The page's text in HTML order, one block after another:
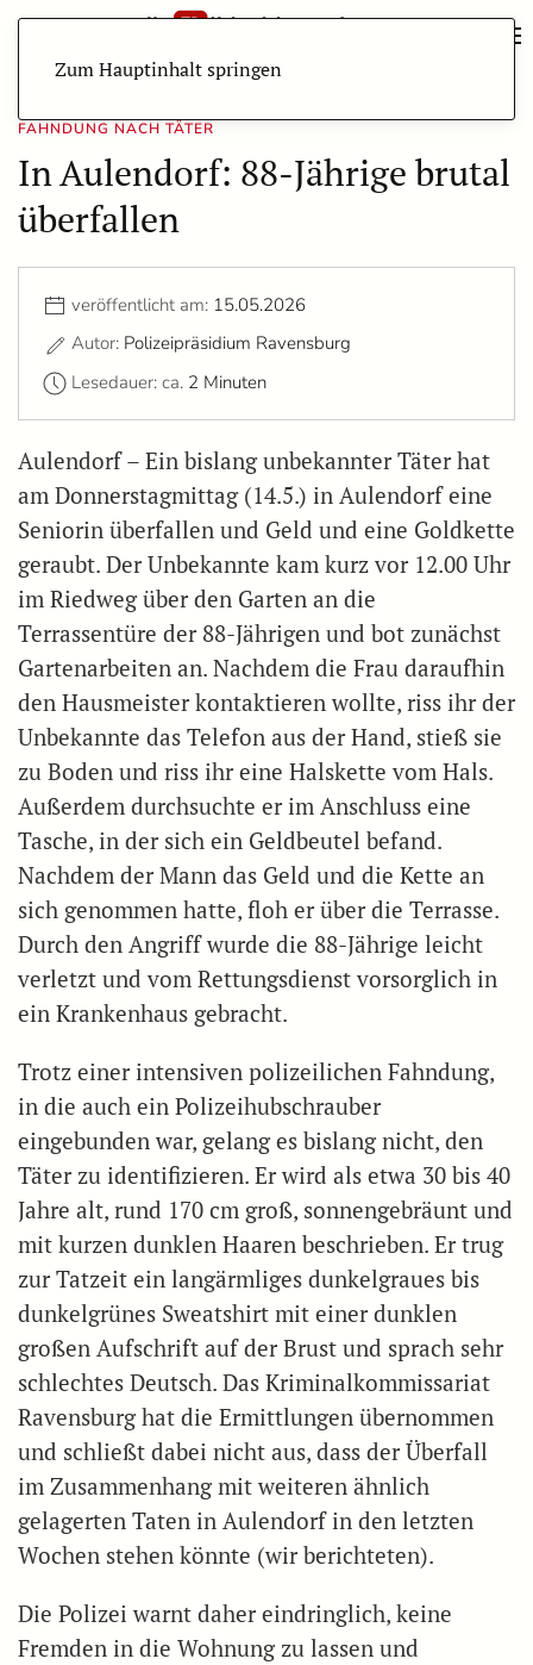
Zum Hauptinhalt springen
FAHNDUNG NACH TÄTER
In Aulendorf: 88-Jährige brutal
überfallen
veröffentlicht am: 15.05.2026
Autor: Polizeipräsidium Ravensburg
Lesedauer: ca. 2 Minuten
Aulendorf – Ein bislang unbekannter Täter hat
am Donnerstagmittag (14.5.) in Aulendorf eine
Seniorin überfallen und Geld und eine Goldkette
geraubt. Der Unbekannte kam kurz vor 12.00 Uhr
im Riedweg über den Garten an die
Terrassentüre der 88-Jährigen und bot zunächst
Gartenarbeiten an. Nachdem die Frau daraufhin
den Hausmeister kontaktieren wollte, riss ihr der
Unbekannte das Telefon aus der Hand, stieß sie
zu Boden und riss ihr eine Halskette vom Hals.
Außerdem durchsuchte er im Anschluss eine
Tasche, in der sich ein Geldbeutel befand.
Nachdem der Mann das Geld und die Kette an
sich genommen hatte, floh er über die Terrasse.
Durch den Angriff wurde die 88-Jährige leicht
verletzt und vom Rettungsdienst vorsorglich in
ein Krankenhaus gebracht.
Trotz einer intensiven polizeilichen Fahndung,
in die auch ein Polizeihubschrauber
eingebunden war, gelang es bislang nicht, den
Täter zu identifizieren. Er wird als etwa 30 bis 40
Jahre alt, rund 170 cm groß, sonnengebräunt und
mit kurzen dunklen Haaren beschrieben. Er trug
zur Tatzeit ein langärmliges dunkelgraues bis
dunkelgrünes Sweatshirt mit einer dunklen
großen Aufschrift auf der Brust und sprach sehr
schlechtes Deutsch. Das Kriminalkommissariat
Ravensburg hat die Ermittlungen übernommen
und schließt dabei nicht aus, dass der Überfall
im Zusammenhang mit weiteren ähnlich
gelagerten Taten in Aulendorf in den letzten
Wochen stehen könnte (wir berichteten).
Die Polizei warnt daher eindringlich, keine
Fremden in die Wohnung zu lassen und